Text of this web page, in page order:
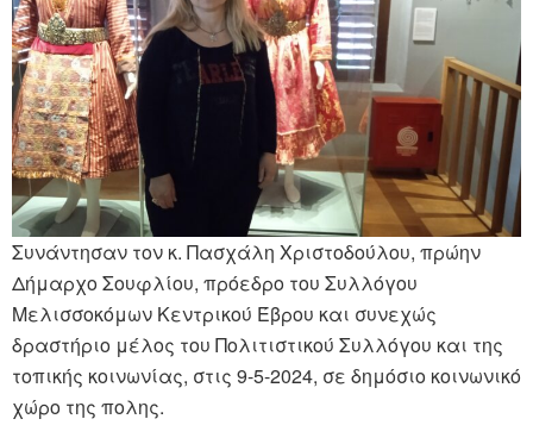
Συνάντησαν τον κ. Πασχάλη Χριστοδούλου, πρώην
Δήμαρχο Σουφλίου, πρόεδρο του Συλλόγου
Μελισσοκόμων Κεντρικού Έβρου και συνεχώς
δραστήριο μέλος του Πολιτιστικού Συλλόγου και της
τοπικής κοινωνίας, στις 9-5-2024, σε δημόσιο κοινωνικό
χώρο της πολης.